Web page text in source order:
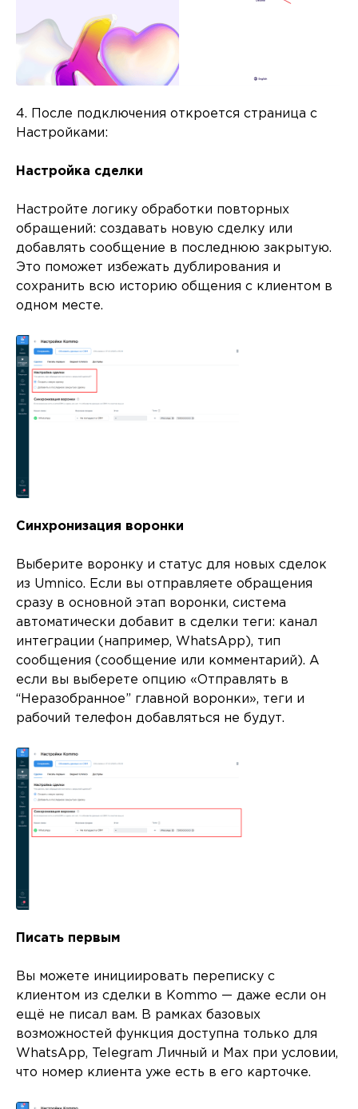
4. После подключения откроется страница с
Настройками:
Настройка сделки
Настройте логику обработки повторных
обращений: создавать новую сделку или
добавлять сообщение в последнюю закрытую.
Это поможет избежать дублирования и
сохранить всю историю общения с клиентом в
одном месте.
Синхронизация воронки
Выберите воронку и статус для новых сделок
из Umnico. Если вы отправляете обращения
сразу в основной этап воронки, система
автоматически добавит в сделки теги: канал
интеграции (например, WhatsApp), тип
сообщения (сообщение или комментарий). А
если вы выберете опцию «Отправлять в
“Неразобранное” главной воронки», теги и
рабочий телефон добавляться не будут.
Писать первым
Вы можете инициировать переписку с
клиентом из сделки в Kommo — даже если он
ещё не писал вам. В рамках базовых
возможностей функция доступна только для
WhatsApp, Telegram Личный и Max при условии,
что номер клиента уже есть в его карточке.